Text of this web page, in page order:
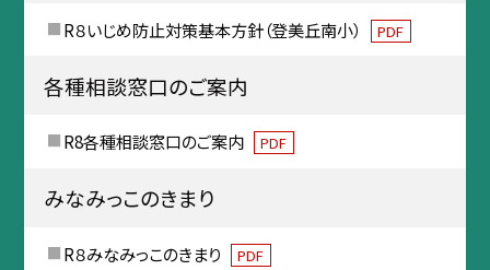
R８いじめ防止対策基本方針（登美丘南小） PDF
各種相談窓口のご案内
R8各種相談窓口のご案内 PDF
みなみっこのきまり
R８みなみっこのきまり PDF